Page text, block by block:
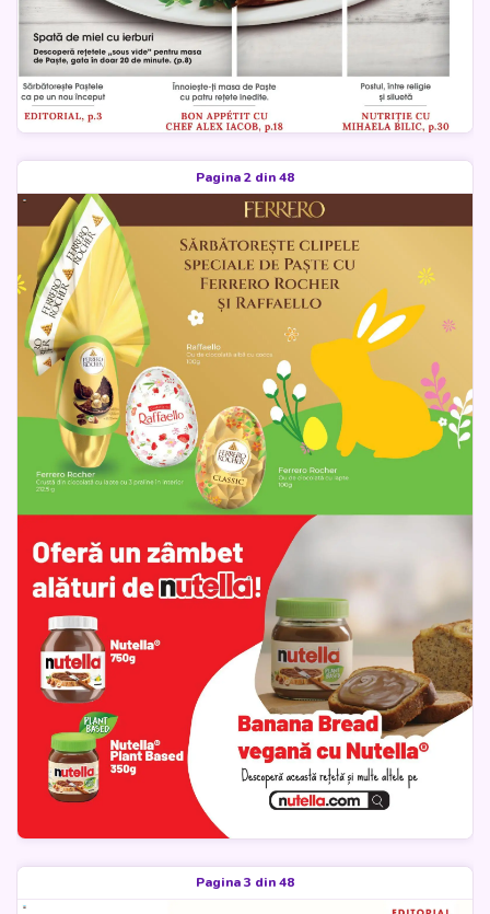
Pagina 2 din 48
Pagina 3 din 48